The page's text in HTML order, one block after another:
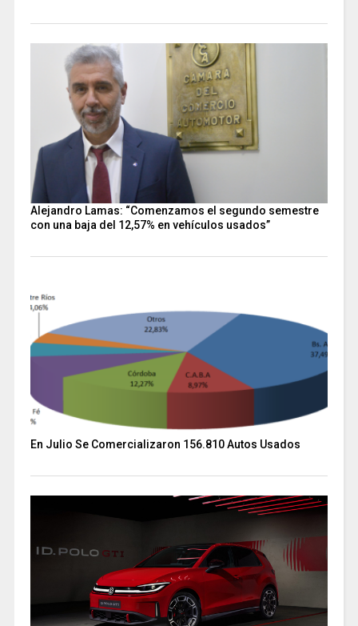
Alejandro Lamas: “Comenzamos el segundo semestre
con una baja del 12,57% en vehículos usados”
En Julio Se Comercializaron 156.810 Autos Usados